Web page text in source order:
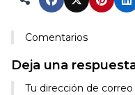
Comentarios
Deja una
Tu dirección de